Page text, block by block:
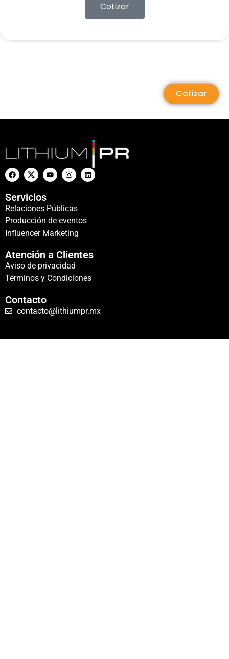
Cotizar
Cotizar
Servicios
Relaciones Públicas
Producción de eventos
Influencer Marketing
Atención a Clientes
Aviso de privacidad
Términos y Condiciones
Contacto
contacto@lithiumpr.mx